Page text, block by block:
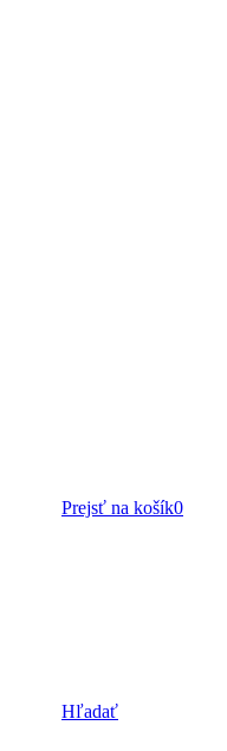
Prejsť na košík0
Hľadať